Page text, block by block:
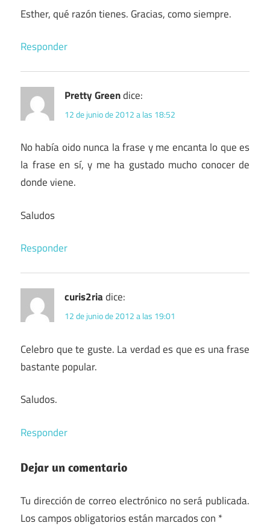
Esther, qué razón tienes. Gracias, como siempre.
Responder
Pretty Greendice:
12 de junio de 2012 a las 18:52
No había oido nunca la frase y me encanta lo que es
la frase en sí, y me ha gustado mucho conocer de
donde viene.
Saludos
Responder
curis2riadice:
12 de junio de 2012 a las 19:01
Celebro que te guste. La verdad es que es una frase
bastante popular.
Saludos.
Responder
Dejar un comentario
Tu dirección de correo electrónico no será publicada.
Los campos obligatorios están marcados con *